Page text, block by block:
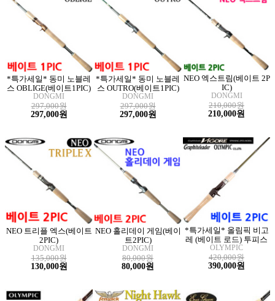
*특가세일* 동미 노블레
스 OBLIGE(베이트1PIC)
DONGMI
297,000원
297,000원
*특가세일* 동미 노블레
스 OUTRO(베이트1PIC)
DONGMI
297,000원
297,000원
NEO 엑스트림(베이트 2P
IC)
DONGMI
210,000원
210,000원
NEO 트리플 엑스(베이트
2PIC)
DONGMI
135,000원
130,000원
NEO 홀리데이 게임(베이
트2PIC)
DONGMI
80,000원
80,000원
*특가세일* 올림픽 비고
레 (베이트 로드) 투피스
OLYMPIC
420,000원
390,000원